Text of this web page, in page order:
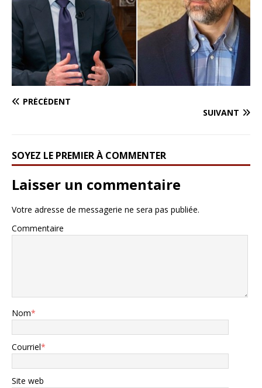
PRÉCÉDENT
SUIVANT
SOYEZ LE PREMIER À COMMENTER
Laisser un commentaire
Votre adresse de messagerie ne sera pas publiée.
Commentaire
Nom*
Courriel*
Site web